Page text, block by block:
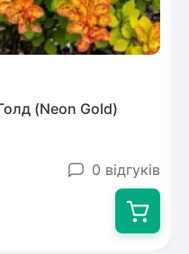
(Neon Gold)
0 відгуків